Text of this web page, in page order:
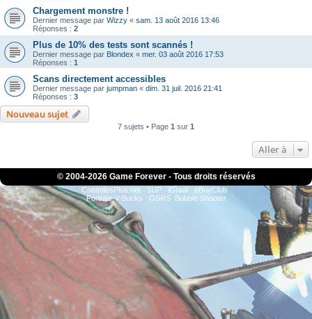
Chargement monstre !
Dernier message par Wizzy « sam. 13 août 2016 13:46
Réponses : 2
Plus de 10% des tests sont scannés !
Dernier message par Blondex « mer. 03 août 2016 17:53
Réponses : 1
Scans directement accessibles
Dernier message par jumpman « dim. 31 juil. 2016 21:41
Réponses : 3
Nouveau sujet
7 sujets • Page 1 sur 1
Aller à
© 2004-2026 Game Forever - Tous droits réservés
ConsolesPlus.net 1UP iGraal
eBuyClub
Fortnite V-Bucks
OSRS Bubble Shooter